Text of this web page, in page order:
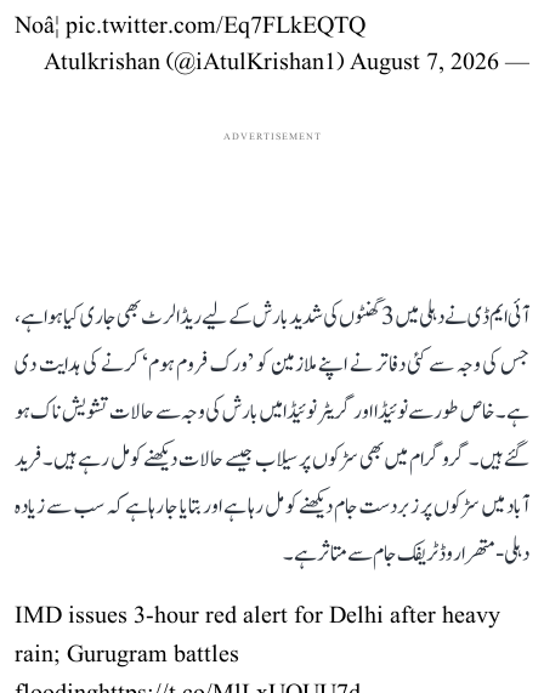
Noâ¦ pic.twitter.com/Eq7FLkEQTQ
— Atulkrishan (@iAtulKrishan1)
August 7, 2026
ADVERTISEMENT
آئی ایم ڈی نے دہلی میں 3 گھنٹوں کی شدید بارش کے لیے ریڈ الرٹ بھی جاری کیا ہوا ہے،
جس کی وجہ سے کئی دفاتر نے اپنے ملازمین کو ’ورک فروم ہوم‘ کرنے کی ہدایت دی
ہے۔ خاص طور سے نوئیڈا اور گریٹر نوئیڈا میں بارش کی وجہ سے حالات تشویش ناک ہو
گئے ہیں۔ گروگرام میں بھی سڑکوں پر سیلاب جیسے حالات دیکھنے کو مل رہے ہیں۔ فرید
آباد میں سڑکوں پر زبردست جام دیکھنے کو مل رہا ہے اور بتایا جا رہا ہے کہ سب سے زیادہ
دہلی-متھرا روڈ ٹریفک جام سے متاثر ہے۔
IMD issues 3-hour red alert for Delhi after heavy
rain; Gurugram battles